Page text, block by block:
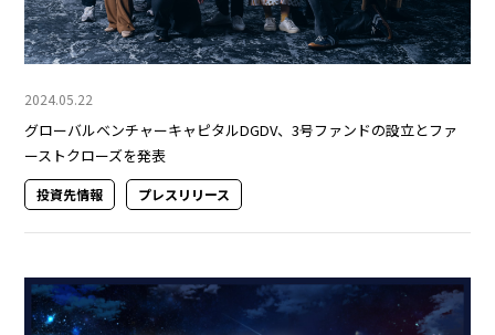
2024.05.22
グローバルベンチャーキャピタルDGDV、3号ファンドの設立とファ
ーストクローズを発表
投資先情報 プレスリリース